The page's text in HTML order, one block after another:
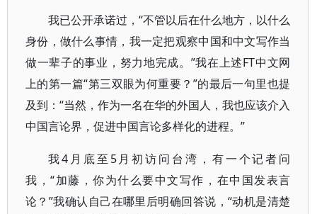
我已公开承诺过，“不管以后在什么地方，以什么
身份，做什么事情，我一定把观察中国和中文写作当
做一辈子的事业，努力地完成。”我在上述FT中文网
上的第一篇“第三双眼为何重要？”的最后一句里也提
及到：“当然，作为一名在华的外国人，我也应该介入
中国言论界，促进中国言论多样化的进程。”
我4月底至5月初访问台湾，有一个记者问
我，“加藤，你为什么要中文写作，在中国发表言
论？”我确认自己在哪里后明确回答说，“动机是清楚